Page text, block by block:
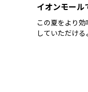
イオンモール
この夏をより
していただける